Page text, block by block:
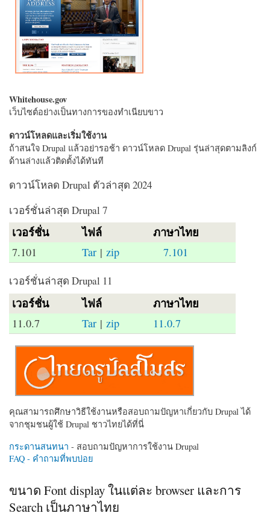
Whitehouse.gov
เว็บไซต์อย่างเป็นทางการของทำเนียบขาว
ดาวน์โหลดและเริ่มใช้งาน
ถ้าสนใจ Drupal แล้วอย่ารอช้า ดาวน์โหลด Drupal รุ่นล่าสุดตามลิงก์
ด้านล่างแล้วติดตั้งได้ทันที
ดาวน์โหลด Drupal ตัวล่าสุด 2024
เวอร์ชั่นล่าสุด Drupal 7
เวอร์ชั่น ไฟล์ ภาษาไทย
7.101 Tar |zip 7.101
เวอร์ชั่นล่าสุด Drupal 11
เวอร์ชั่น ไฟล์ ภาษาไทย
11.0.7 Tar | zip 11.0.7
คุณสามารถศึกษาวิธีใช้งานหรือสอบถามปัญหาเกี่ยวกับ Drupal ได้
จากชุมชนผู้ใช้ Drupal ชาวไทยได้ที่นี่
กระดานสนทนา - สอบถามปัญหาการใช้งาน Drupal
FAQ - คำถามที่พบบ่อย
ขนาด Font display ในแต่ละ browser และการ
Search เป็นภาษาไทย